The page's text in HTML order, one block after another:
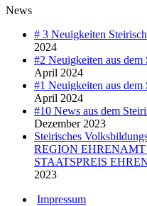
News
# 3 Neuigkeiten
2024
#2 Neuigkeiten aus
April 2024
#1 Neuigkeiten aus
April 2024
#10 News aus dem
Dezember 2023
Steirisches
REGION EHRENAMT
STAATSPREIS
2023
Impressum